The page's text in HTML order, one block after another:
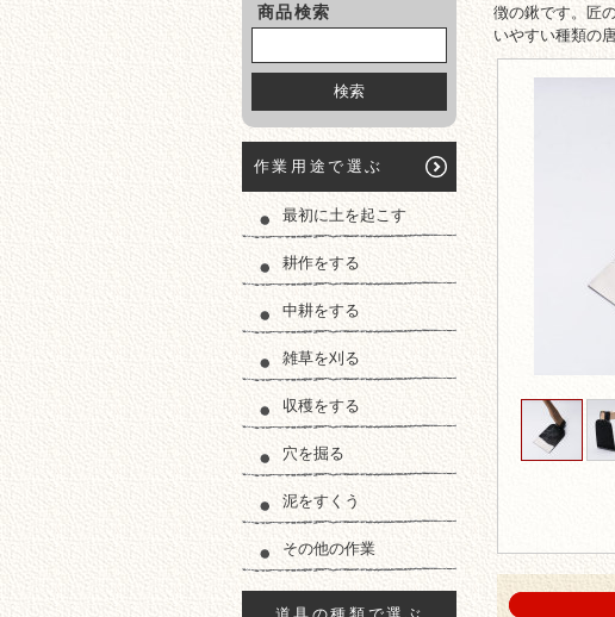
商品検索
作業用途で選ぶ
最初に土を起こす
耕作をする
中耕をする
雑草を刈る
収穫をする
穴を掘る
泥をすくう
その他の作業
徴の鍬です。匠
いやすい種類の